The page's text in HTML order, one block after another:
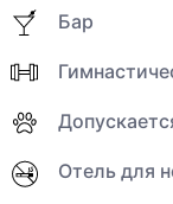
Бар
Отель для